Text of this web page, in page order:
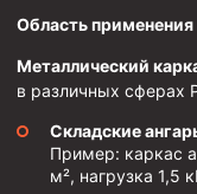
Технологическая
Патрубки
Краны шаровые
Головки
Устройство
Область применения
Металлический
в различных сферах
Складские
Пример: каркас
м², нагрузка 1,5